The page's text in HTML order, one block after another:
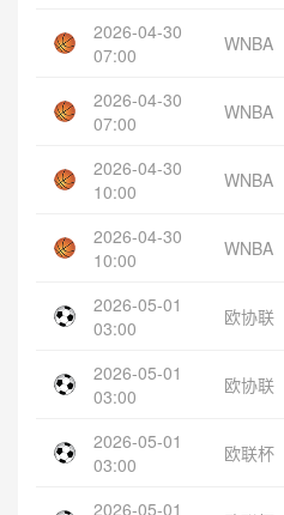
2026-04-30
07:00
WNBA
2026-04-30
07:00
WNBA
2026-04-30
10:00
WNBA
2026-04-30
10:00
WNBA
2026-05-01
03:00
欧协联
2026-05-01
03:00
欧协联
2026-05-01
03:00
欧联杯
2026-05-01